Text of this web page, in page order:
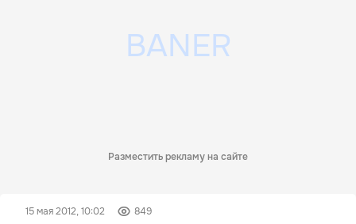
Разместить рекламу на сайте
15 мая 2012, 10:02 849